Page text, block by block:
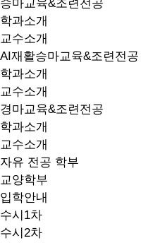
승마교육&조련전공
학과소개
교수소개
AI재활승마교육&조련전공
학과소개
교수소개
경마교육&조련전공
학과소개
교수소개
자유 전공 학부
교양학부
입학안내
수시1차
수시2차